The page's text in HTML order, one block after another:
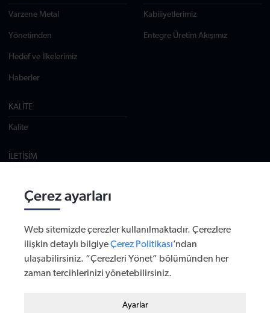
Çerez ayarları
Web sitemizde çerezler kullanılmaktadır. Çerezlere
ilişkin detaylı bilgiyeÇerez Politikası’ndan
ulaşabilirsiniz. “Çerezleri Yönet” bölümünden her
zaman tercihlerinizi yönetebilirsiniz.
Zorunlu / Teknik Çerezler
Ayarlar
Varzene Metal
Yönetimden
Hedef ve İlkelerimiz
Haberler
Kabiliyetlerimiz
Entegre Üretim Akışımız
KALİTE
Kalite
İLETİŞİM
T: +90 216 784 1140
info@varzene.com
Tüm Adresler
BİLGİ TOPLUMU HİZMETLERİ